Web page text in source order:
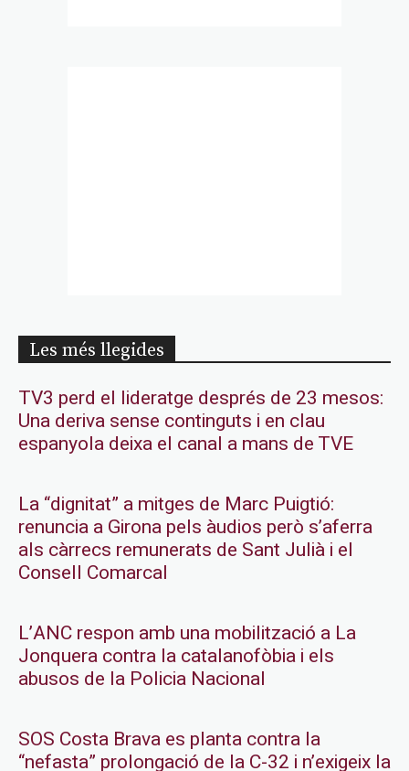
Les més llegides
TV3 perd el lideratge després de 23 mesos:
Una deriva sense continguts i en clau
espanyola deixa el canal a mans de TVE
La “dignitat” a mitges de Marc Puigtió:
renuncia a Girona pels àudios però s’aferra
als càrrecs remunerats de Sant Julià i el
Consell Comarcal
L’ANC respon amb una mobilització a La
Jonquera contra la catalanofòbia i els
abusos de la Policia Nacional
SOS Costa Brava es planta contra la
“nefasta” prolongació de la C-32 i n’exigeix la